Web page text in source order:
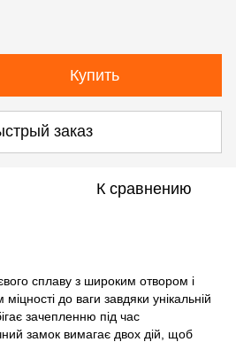
Купить
заказ
К сравнению
сплаву з широким отвором і
до ваги завдяки унікальній
зачепленню під час
замок вимагає двох дій, щоб